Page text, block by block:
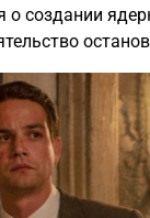
о создании